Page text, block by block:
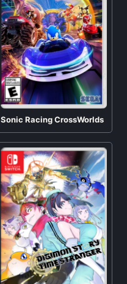
Sonic Racing CrossWorlds